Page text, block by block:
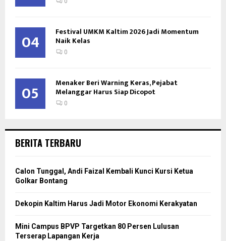
04 Festival UMKM Kaltim 2026 Jadi Momentum
Naik Kelas
0
05 Menaker Beri Warning Keras, Pejabat
Melanggar Harus Siap Dicopot
0
BERITA TERBARU
Calon Tunggal, Andi Faizal Kembali Kunci Kursi Ketua
Golkar Bontang
Dekopin Kaltim Harus Jadi Motor Ekonomi Kerakyatan
Mini Campus BPVP Targetkan 80 Persen Lulusan
Terserap Lapangan Kerja